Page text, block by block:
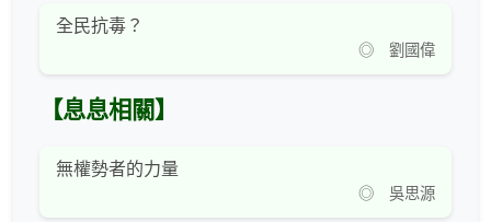
全民抗毒？
◎ 劉國偉
【息息相關】
無權勢者的力量
◎ 吳思源